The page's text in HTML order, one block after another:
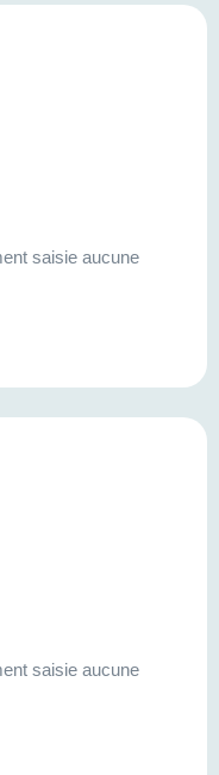
saisie aucune
saisie aucune